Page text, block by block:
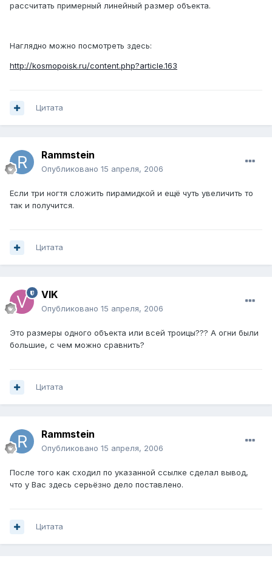
рассчитать примерный линейный размер объекта.
Наглядно можно посмотреть здесь:
http://kosmopoisk.ru/content.php?article.163
Цитата
Rammstein
Опубликовано 15 апреля, 2006
Если три ногтя сложить пирамидкой и ещё чуть увеличить то
так и получится.
Цитата
VIK
Опубликовано 15 апреля, 2006
Это размеры одного объекта или всей троицы??? А огни были
большие, с чем можно сравнить?
Цитата
Rammstein
Опубликовано 15 апреля, 2006
После того как сходил по указанной ссылке сделал вывод,
что у Вас здесь серьёзно дело поставлено.
Цитата